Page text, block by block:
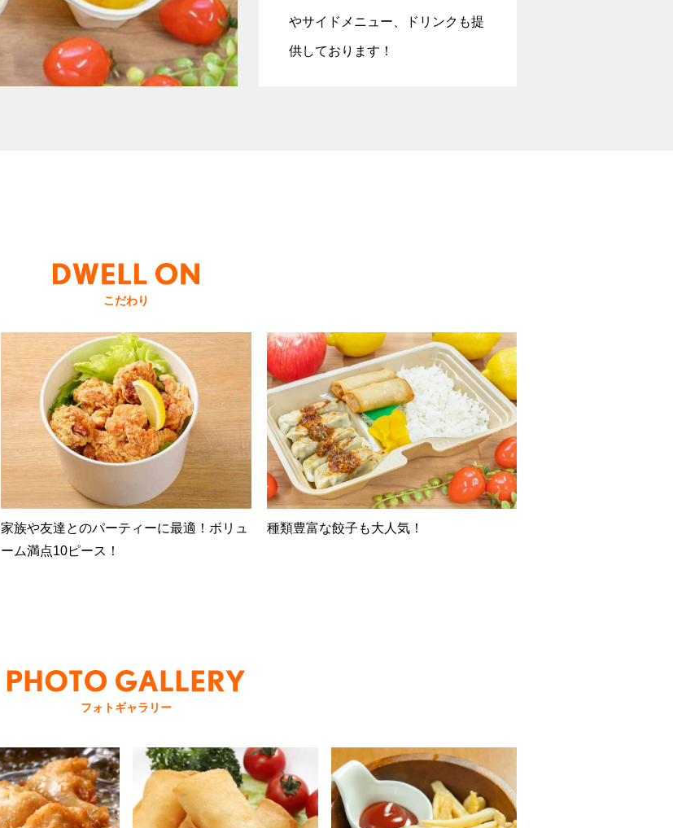
やサイドメニュー、ドリンクも提
供しております！
こだわり
家族や友達とのパーティーに最適！ボリュ
ーム満点10ピース！
種類豊富な餃子も大人気！
フォトギャラリー